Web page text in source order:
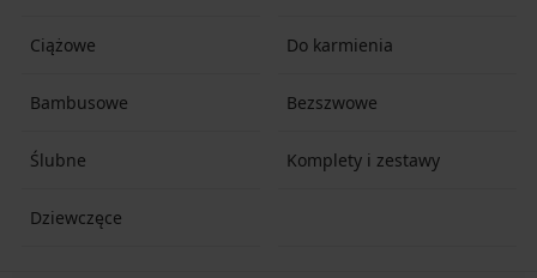
Ciążowe Do karmienia
Bambusowe Bezszwowe
Ślubne Komplety i zestawy
Dziewczęce